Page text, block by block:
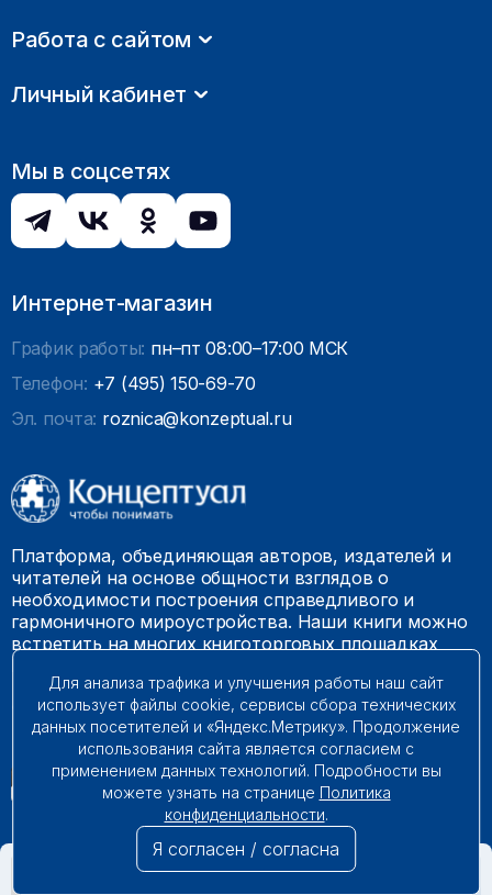
Работа с сайтом
Личный кабинет
Мы в соцсетях
Интернет-магазин
График работы: пн–пт 08:00–17:00 МСК
Телефон: +7 (495) 150-69-70
Эл. почта: roznica@konzeptual.ru
Платформа, объединяющая авторов, издателей и
читателей на основе общности взглядов о
необходимости построения справедливого и
гармоничного мироустройства. Наши книги можно
встретить на многих книготорговых площадках
© 2009 – 2026. Все права защищены.
Для анализа трафика и улучшения работы наш сайт
использует файлы cookie, сервисы сбора технических
данных посетителей и «Яндекс.Метрику». Продолжение
использования сайта является согласием с
применением данных технологий. Подробности вы
можете узнать на странице Политика
конфиденциальности.
Я согласен / согласна